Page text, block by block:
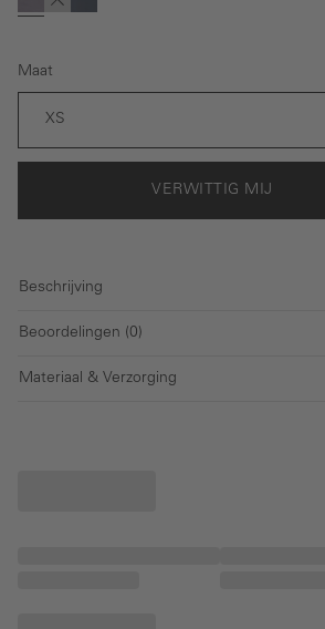
Lila
(Deze optie is momenteel niet beschikbaar.)
Zwart
(Deze optie is momenteel niet beschikbaar.)
Donkerblauw
Maat
XS
VERWITTIG MIJ
Beschrijving
Beoordelingen (0)
Materiaal & Verzorging